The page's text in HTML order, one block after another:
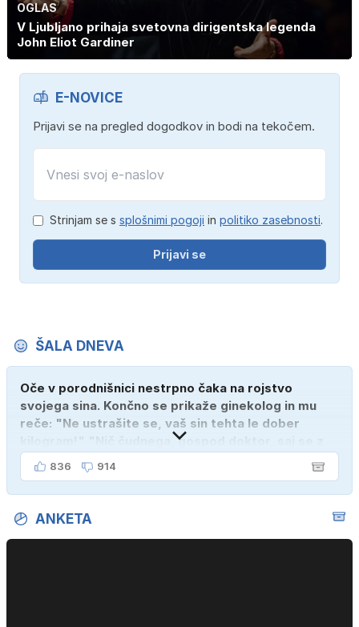
OGLAS
V Ljubljano prihaja svetovna dirigentska legenda
John Eliot Gardiner
E-NOVICE
Prijavi se na pregled dogodkov in bodi na tekočem.
Strinjam se s splošnimi pogoji in politiko zasebnosti.
Prijavi se
ŠALA DNEVA
Oče v porodnišnici nestrpno čaka na rojstvo
svojega sina. Končno se prikaže ginekolog in mu
reče: "Ne ustrašite se, vaš sin tehta le dober
kilogram!" "Nič čudnega, gospod doktor, saj se z
ženo poznava šele tri mesece."
836 914
ANKETA